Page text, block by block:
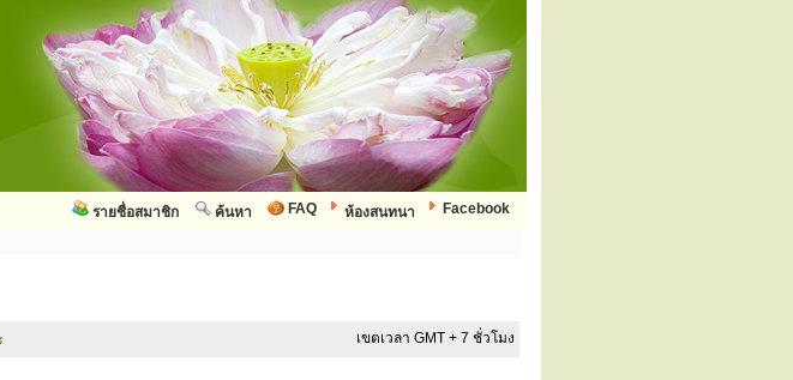
Facebook
ห้องสนทนา
FAQ
ค้นหา
รายชื่อสมาชิก
เขตเวลา GMT + 7 ชั่วโมง